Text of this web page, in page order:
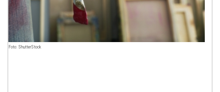
Foto: ShutterStock